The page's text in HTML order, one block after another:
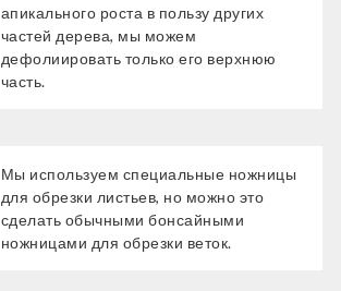
апикального роста в пользу других
частей дерева, мы можем
дефолиировать только его верхнюю
часть.
Мы используем специальные ножницы
для обрезки листьев, но можно это
сделать обычными бонсайными
ножницами для обрезки веток.